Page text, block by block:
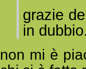
grazie
in
non mi è